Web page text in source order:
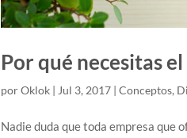
Por qué necesitas
porOklok | Jul 3, 2017 |Conceptos,
Nadie duda que toda empresa que